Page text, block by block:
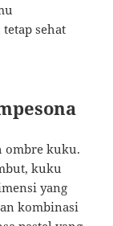
sehat
ombre kuku.
kuku
yang
kombinasi